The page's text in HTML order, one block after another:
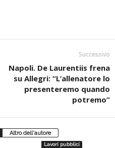
Successivo
Napoli. De Laurentiis frena
su Allegri: “L’allenatore lo
presenteremo quando
potremo”
Altro dell'autore
Lavori pubblici